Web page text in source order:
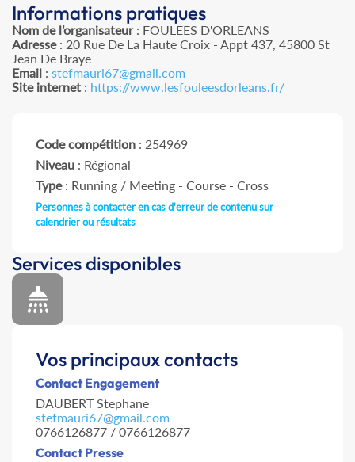
Informations pratiques
Nom de l’organisateur: FOULEES D'ORLEANS
Adresse: 20 Rue De La Haute Croix - Appt 437, 45800 St
Jean De Braye
Email : stefmauri67@gmail.com
Site internet : https://www.lesfouleesdorleans.fr/
Code compétition : 254969
Niveau : Régional
Type: Running / Meeting - Course - Cross
Personnes à contacter en cas d'erreur de contenu sur
calendrier ou résultats
Services disponibles
Vos principaux contacts
Contact Engagement
DAUBERT Stephane
stefmauri67@gmail.com
0766126877 / 0766126877
Contact Presse